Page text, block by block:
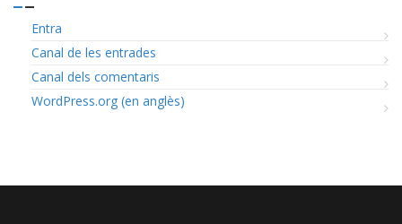
Entra
Canal de les entrades
Canal dels comentaris
WordPress.org (en anglès)